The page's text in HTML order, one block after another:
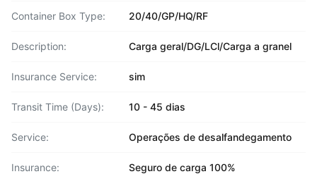
Container Box Type: 20/40/GP/HQ/RF
Description: Carga geral/DG/LCl/Carga a granel
Insurance Service: sim
Transit Time (Days): 10 - 45 dias
Service: Operações de desalfandegamento
Insurance: Seguro de carga 100%